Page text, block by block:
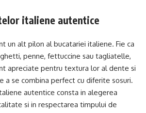
italiene autentice
un alt pilon al bucatariei italiene. Fie ca
penne, fettuccine sau tagliatelle,
apreciate pentru textura lor al dente si
a se combina perfect cu diferite sosuri.
autentice consta in alegerea
si in respectarea timpului de